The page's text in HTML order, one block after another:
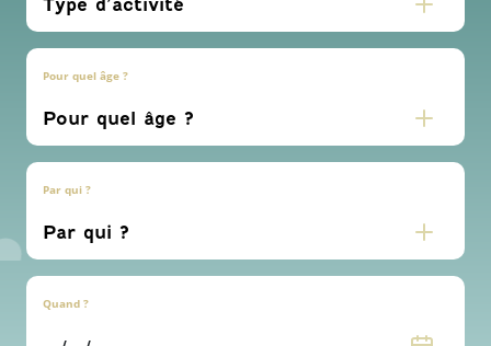
Pour quel âge ?
Par qui ?
Quand ?